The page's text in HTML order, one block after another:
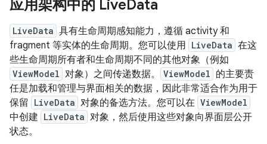
应用架构中的 LiveData
LiveData 具有生命周期感知能力，遵循 activity 和
fragment 等实体的生命周期。您可以使用 LiveData 在这
些生命周期所有者和生命周期不同的其他对象（例如
ViewModel 对象）之间传递数据。 ViewModel 的主要责
任是加载和管理与界面相关的数据，因此非常适合作为用于
保留
LiveData 对象的备选方法。您可以在 ViewModel
中创建 LiveData 对象，然后使用这些对象向界面层公开
状态。